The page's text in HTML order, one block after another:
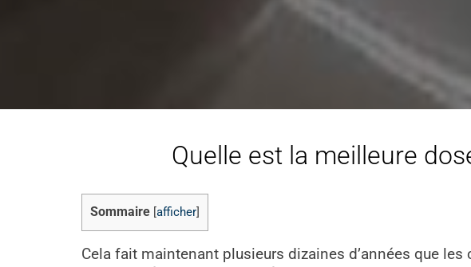
Quelle est la meilleure
Sommaire afficher
Cela fait maintenant plusieurs dizaines d’années que